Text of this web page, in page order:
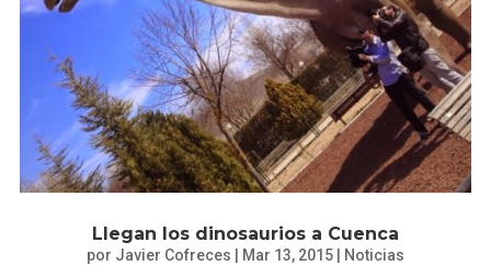
Llegan los dinosaurios a Cuenca
por Javier Cofreces | Mar 13, 2015| Noticias